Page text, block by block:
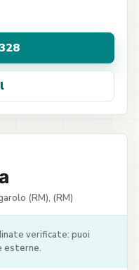
(RM), (RM)
verificate: puoi
esterne.